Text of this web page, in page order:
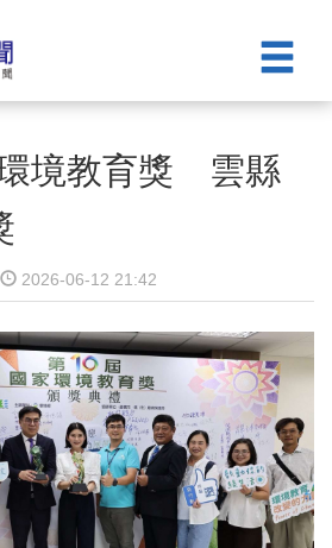
境教育獎 雲縣
2026-06-12 21:42